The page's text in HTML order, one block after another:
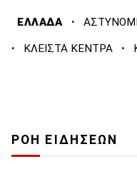
ΕΛΛΑΔΑ ·
· ΚΛΕΙΣΤΑ ΚΕΝΤΡΑ ·
ΡΟΗ ΕΙΔΗΣΕΩΝ